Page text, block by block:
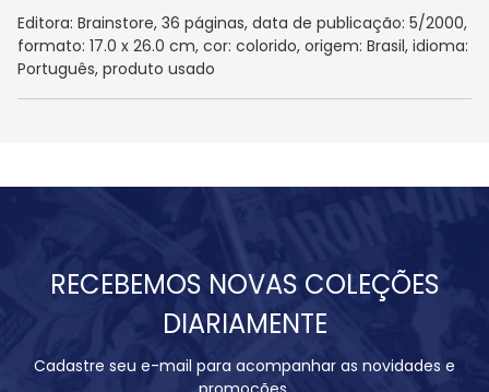
Editora: Brainstore, 36 páginas, data de publicação: 5/2000,
formato: 17.0 x 26.0 cm, cor: colorido, origem: Brasil, idioma:
Português, produto usado
RECEBEMOS NOVAS COLEÇÕES
DIARIAMENTE
Cadastre seu e-mail para acompanhar as novidades e